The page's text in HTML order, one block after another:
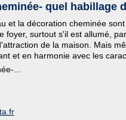
quel habillage
et la décoration cheminée
foyer, surtout s'il est allumé,
de la maison. Mais
et en harmonie avec les
...